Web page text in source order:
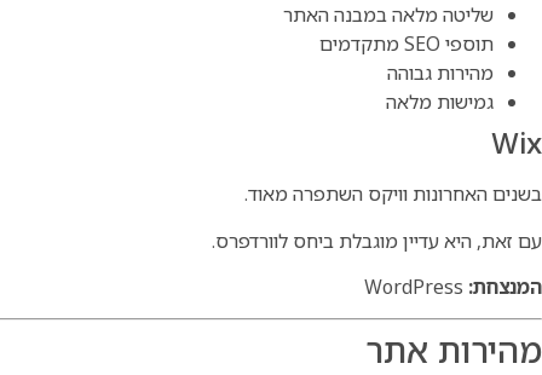
שליטה מלאה במבנה האתר
תוספי SEO מתקדמים
מהירות גבוהה
גמישות מלאה
Wix
בשנים האחרונות וויקס השתפרה מאוד.
עם זאת, היא עדיין מוגבלת ביחס לוורדפרס.
המנצחת:
מהירות אתר